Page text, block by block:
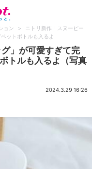
ョン >
ニトリ新作「スヌーピー
ットボトルも入るよ
」が可愛すぎて完
トルも入るよ（写真
2024.3.29 16:26